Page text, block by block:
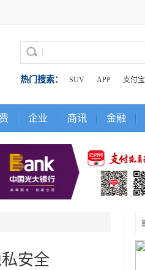
热门搜索： SUV APP 支付宝
企业 商讯 金融
安全